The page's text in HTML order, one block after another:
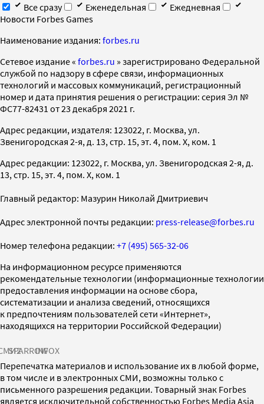
Все сразу
Еженедельная
Ежедневная
Новости Forbes Games
Наименование издания: forbes.ru
Cетевое издание « forbes.ru » зарегистрировано Федеральной
службой по надзору в сфере связи, информационных
технологий и массовых коммуникаций, регистрационный
номер и дата принятия решения о регистрации: серия Эл №
ФС77-82431 от 23 декабря 2021 г.
Адрес редакции, издателя: 123022, г. Москва, ул.
Звенигородская 2-я, д. 13, стр. 15, эт. 4, пом. X, ком. 1
Адрес редакции: 123022, г. Москва, ул. Звенигородская 2-я, д.
13, стр. 15, эт. 4, пом. X, ком. 1
Главный редактор: Мазурин Николай Дмитриевич
Адрес электронной почты редакции: press-release@forbes.ru
Номер телефона редакции: +7 (495) 565-32-06
На информационном ресурсе применяются
рекомендательные технологии (информационные технологии
предоставления информации на основе сбора,
систематизации и анализа сведений, относящихся
к предпочтениям пользователей сети «Интернет»,
находящихся на территории Российской Федерации)
SPARROWINFOX
Перепечатка материалов и использование их в любой форме,
в том числе и в электронных СМИ, возможны только с
письменного разрешения редакции. Товарный знак Forbes
является исключительной собственностью Forbes Media Asia